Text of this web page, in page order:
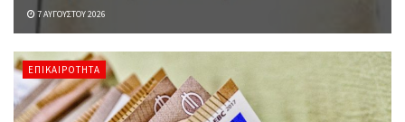
7 ΑΥΓΟΎΣΤΟΥ 2026
ΕΠΙΚΑΙΡΌΤΗΤΑ